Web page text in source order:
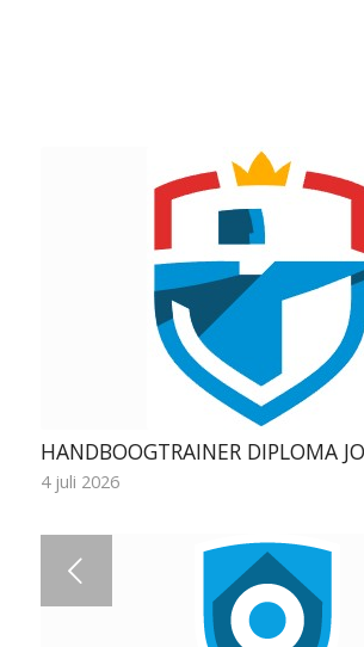
HANDBOOGTRAINER DIPLOMA
4 juli 2026
Volgende